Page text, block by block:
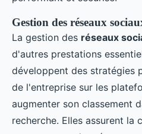
Gestion des réseaux
La gestion des réseaux
d'autres prestations
développent des stratégies
de l'entreprise sur les
augmenter son classement
recherche. Elles assurent la